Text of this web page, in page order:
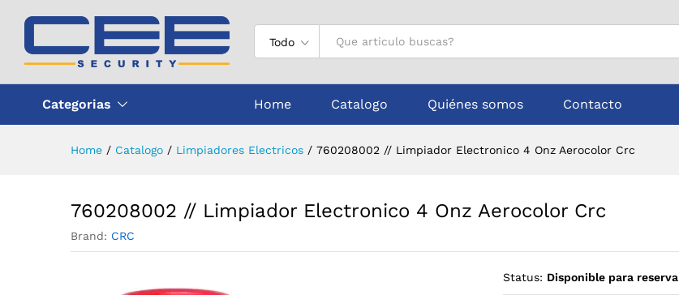
Todo
Categorias Home Catalogo Quiénes somos Contacto
Home / Catalogo / Limpiadores Electricos / 760208002 // Limpiador Electronico 4 Onz Aerocolor Crc
760208002 // Limpiador Electronico 4 Onz Aerocolor Crc
Brand: CRC
Status: Disponible para reserva
760208002 // Limpiador Electronico 4 Onz Aerocolor Crc